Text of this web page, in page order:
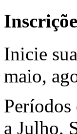
Inicie
maio,
a Julho,